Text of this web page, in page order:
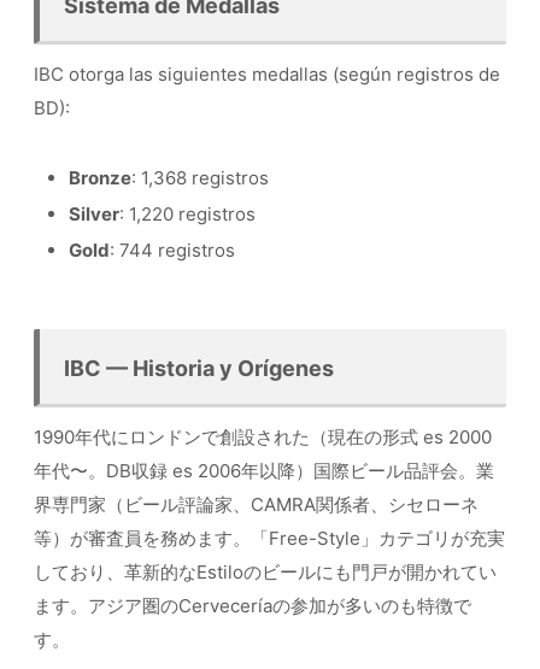
Sistema de Medallas
IBC otorga las siguientes medallas (según registros de
BD):
Bronze: 1,368 registros
Silver: 1,220 registros
Gold: 744 registros
IBC — Historia y Orígenes
1990年代にロンドンで創設された（現在の形式 es 2000
年代〜。DB収録 es 2006年以降）国際ビール品評会。業
界専門家（ビール評論家、CAMRA関係者、シセローネ
等）が審査員を務めます。「Free-Style」カテゴリが充実
しており、革新的なEstiloのビールにも門戸が開かれてい
ます。アジア圏のCerveceríaの参加が多いのも特徴で
す。